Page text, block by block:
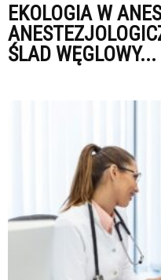
EKOLOGIA W
ŚLAD WĘGLOWY...